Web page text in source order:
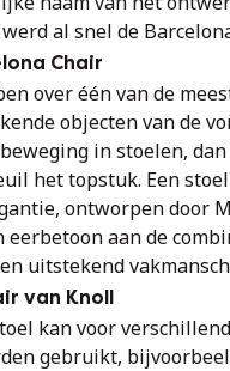
al snel de
Chair
over één van de
objecten van de
in stoelen,
het topstuk. Een
ontworpen door
eerbetoon aan de
uitstekend
van Knoll
kan voor
gebruikt,